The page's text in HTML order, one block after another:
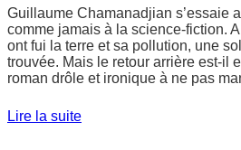
Guillaume Chamanadjian s’essaie
comme jamais à la science-fiction.
ont fui la terre et sa pollution, une
trouvée. Mais le retour arrière est-il
roman drôle et ironique à ne pas
Lire la suite